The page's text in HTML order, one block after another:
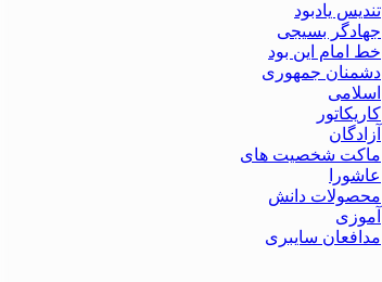
تندیس یادبود
جهادگر بسیجی
خط امام این بود
دشمنان جمهوری
اسلامی
کاریکاتور
آزادگان
ماکت شخصیت های
عاشورا
محصولات دانش
آموزی
مدافعان سایبری